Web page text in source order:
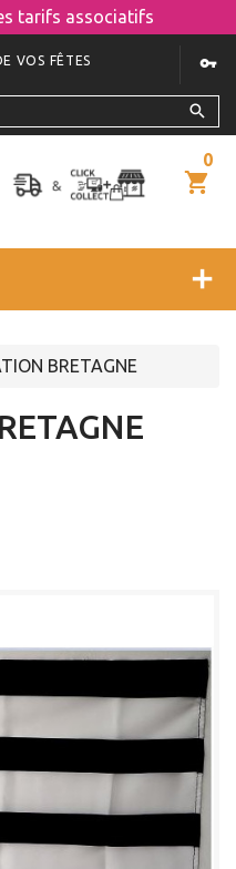
tarifs associatifs
VOS FÊTES
0
BRETAGNE